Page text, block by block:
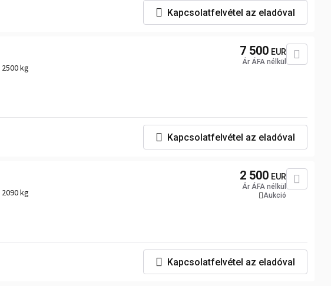
Kapcsolatfelvétel az eladóval
2500 kg
7 500 EUR
Ár ÁFA nélkül
Kapcsolatfelvétel az eladóval
2090 kg
2 500 EUR
Ár ÁFA nélkül
Aukció
Kapcsolatfelvétel az eladóval